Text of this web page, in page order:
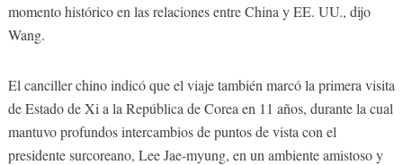
momento histórico en las relaciones entre China y EE. UU., dijo
Wang.
El canciller chino indicó que el viaje también marcó la primera visita
de Estado de Xi a la República de Corea en 11 años, durante la cual
mantuvo profundos intercambios de puntos de vista con el
presidente surcoreano, Lee Jae-myung, en un ambiente amistoso y